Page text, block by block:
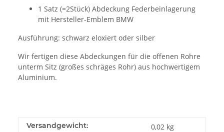
1 Satz (=2Stück) Abdeckung Federbeinlagerung
mit Hersteller-Emblem BMW
Ausführung: schwarz eloxiert oder silber
Wir fertigen diese Abdeckungen für die offenen Rohre
unterm Sitz (großes schräges Rohr) aus hochwertigem
Aluminium.
Versandgewicht: 0,02 kg